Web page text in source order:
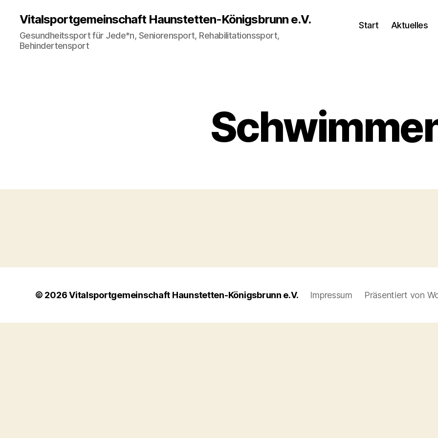
Vitalsportgemeinschaft Haunstetten-Königsbrunn e.V.
Gesundheitssport für Jede*n, Seniorensport, Rehabilitationssport,
Behindertensport
Start Aktuelles
© 2026Vitalsportgemeinschaft Haunstetten-Königsbrunn e.V. Impressum Präsentiert von